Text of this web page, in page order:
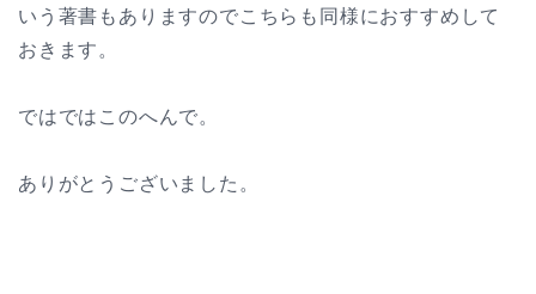
いう著書もありますのでこちらも同様におすすめして
おきます。
ではではこのへんで。
ありがとうございました。